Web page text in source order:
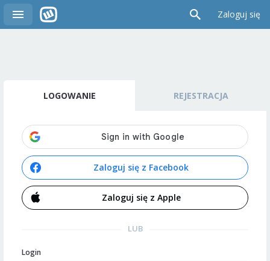
Zaloguj się
LOGOWANIE REJESTRACJA
Zaloguj się z Facebook
Zaloguj się z Apple
LUB
Login